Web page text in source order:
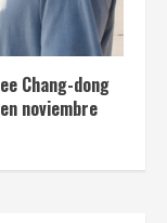
Chang-dong
noviembre